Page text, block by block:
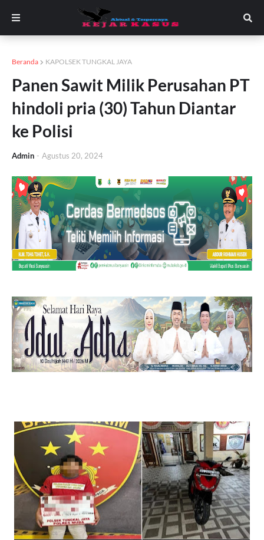
Beranda KAPOLSEK TUNGKAL JAYA
Panen Sawit Milik Perusahan PT
hindoli pria (30) Tahun Diantar
ke Polisi
Admin - Agustus 20, 2024